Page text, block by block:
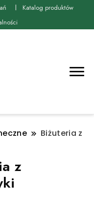
Katalog produktów
Biżuteria z
z